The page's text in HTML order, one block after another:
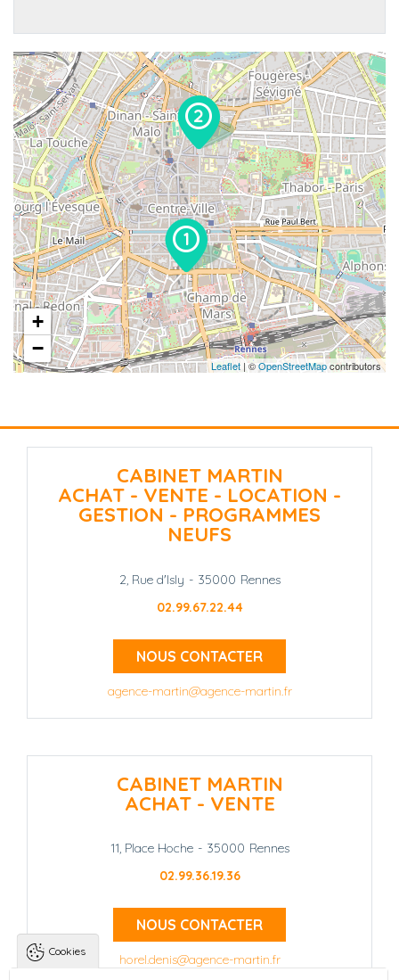
+
−
Leaflet | ©OpenStreetMapcontributors
CABINET MARTIN
ACHAT - VENTE - LOCATION -
GESTION - PROGRAMMES
NEUFS
2, Rue d'Isly - 35000 Rennes
02.99.67.22.44
NOUS CONTACTER
agence-martin@agence-martin.fr
CABINET MARTIN
ACHAT - VENTE
11, Place Hoche - 35000 Rennes
02.99.36.19.36
NOUS CONTACTER
horel.denis@agence-martin.fr
Cookies